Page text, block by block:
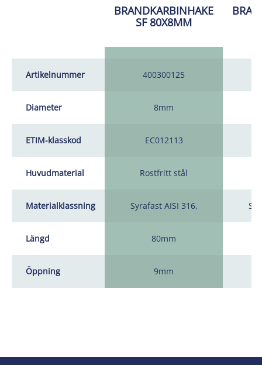
Artikelnummer
Diameter
ETIM-klasskod
Huvudmaterial
Materialklassning
Längd
Öppning
BRANDKARBINHAKE
SF 80X8MM
400300125
8mm
EC012113
Rostfritt stål
Syrafast AISI 316,
80mm
9mm